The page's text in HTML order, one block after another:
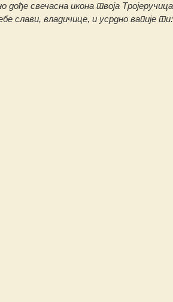
дође свечасна икона твоја
слави, владичице, и усрдно вапије